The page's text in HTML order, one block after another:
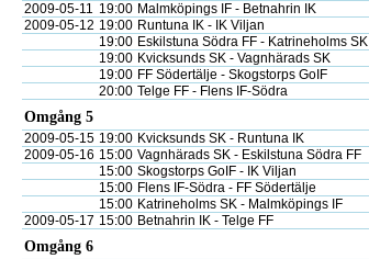
2009-05-11 19:00 Malmköpings IF - Betnahrin IK
2009-05-12 19:00 Runtuna IK - IK Viljan
19:00 Eskilstuna Södra FF - Katrineholms SK
19:00 Kvicksunds SK - Vagnhärads SK
19:00 FF Södertälje - Skogstorps GoIF
20:00 Telge FF - Flens IF-Södra
Omgång 5
2009-05-15 19:00 Kvicksunds SK - Runtuna IK
2009-05-16 15:00 Vagnhärads SK - Eskilstuna Södra FF
15:00 Skogstorps GoIF - IK Viljan
15:00 Flens IF-Södra - FF Södertälje
15:00 Katrineholms SK - Malmköpings IF
2009-05-17 15:00 Betnahrin IK - Telge FF
Omgång 6